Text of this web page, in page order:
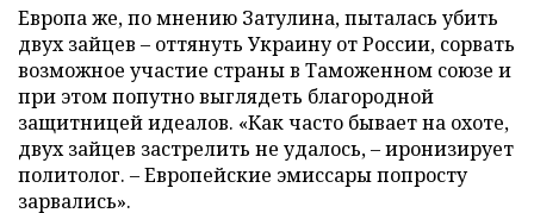
Европа же, по мнению Затулина, пыталась убить
двух зайцев – оттянуть Украину от России, сорвать
возможное участие страны в Таможенном союзе и
при этом попутно выглядеть благородной
защитницей идеалов. «Как часто бывает на охоте,
двух зайцев застрелить не удалось, – иронизирует
политолог. – Европейские эмиссары попросту
зарвались».